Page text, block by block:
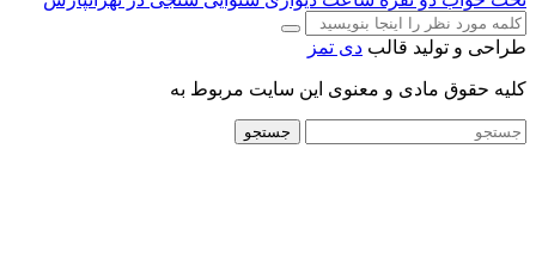
طراحی و تولید قالب دی تمز
کلیه حقوق مادی و معنوی این سایت مربوط به
جستجو